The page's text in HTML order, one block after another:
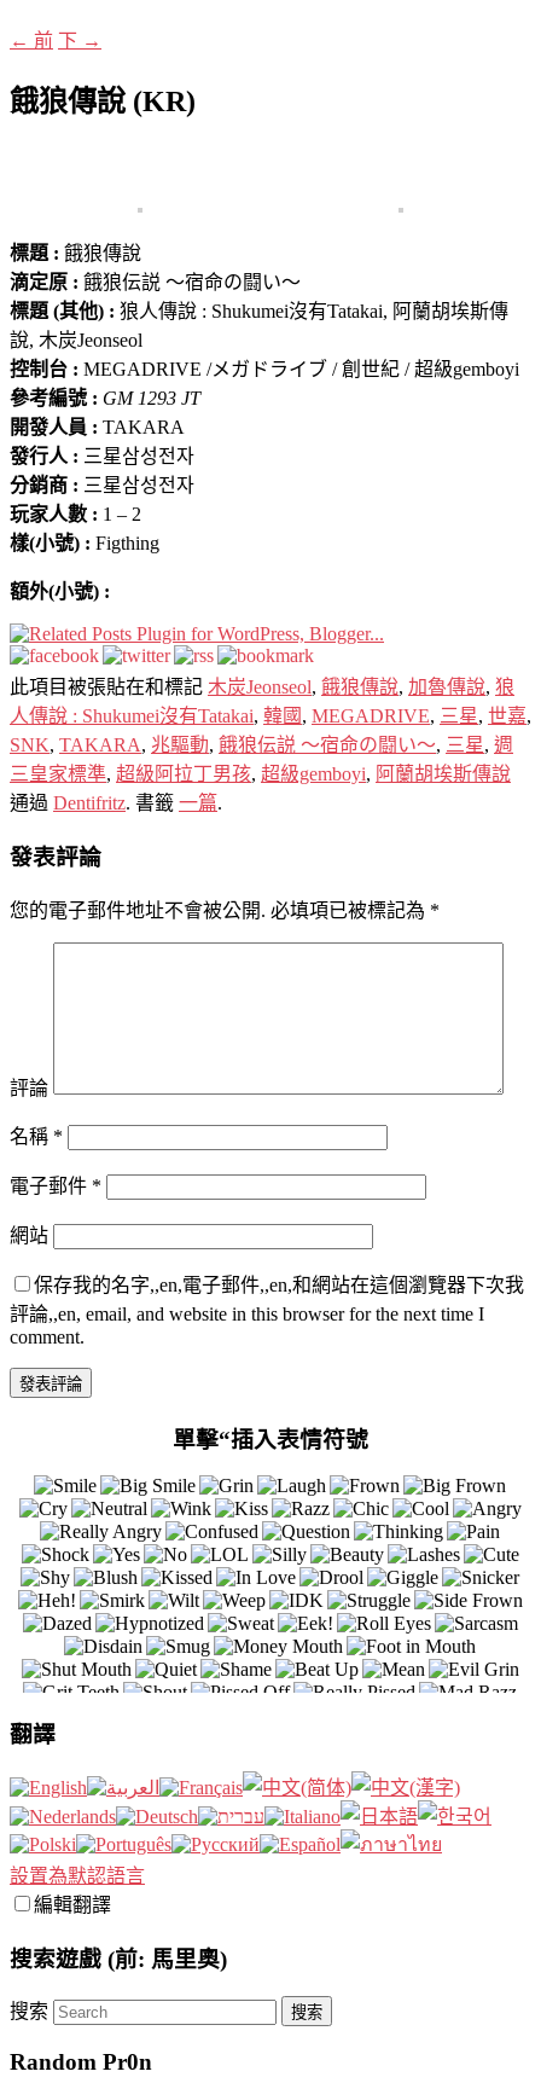
← 前 下 →
餓狼傳說 (KR)
標題 : 餓狼傳說
滴定原 : 餓狼伝説 ～宿命の闘い～
標題 (其他) : 狼人傳說 : Shukumei沒有Tatakai, 阿蘭胡埃斯傳
說, 木炭Jeonseol
控制台 : MEGADRIVE /メガドライブ / 創世紀 / 超級gemboyi
參考編號 : GM 1293 JT
開發人員 : TAKARA
發行人 : 三星삼성전자
分銷商 : 三星삼성전자
玩家人數 : 1 – 2
樣(小號) : Figthing
額外(小號) :
此項目被張貼在和標記 木炭Jeonseol, 餓狼傳說, 加魯傳說, 狼
人傳說 : Shukumei沒有Tatakai, 韓國 , MEGADRIVE, 三星, 世嘉,
SNK, TAKARA, 兆驅動, 餓狼伝説 ～宿命の闘い～, 三星, 週
三皇家標準, 超級阿拉丁男孩, 超級gemboyi, 阿蘭胡埃斯傳說
通過 Dentifritz. 書籤 一篇.
發表評論
您的電子郵件地址不會被公開. 必填項已被標記為 *
評論
名稱 *
電子郵件 *
網站
保存我的名字,,en,電子郵件,,en,和網站在這個瀏覽器下次我
評論,,en, email, and website in this browser for the next time I
comment.
單擊“插入表情符號
翻譯
設置為默認語言
編輯翻譯
搜索遊戲 (前: 馬里奧)
搜索
Random Pr0n